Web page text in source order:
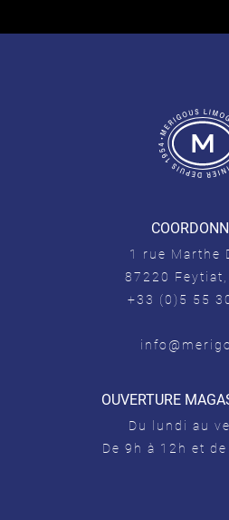
1 rue Marthe
87220
+33 (0)5 55
OUVERTURE
Du lundi au
De 9h à 12h et